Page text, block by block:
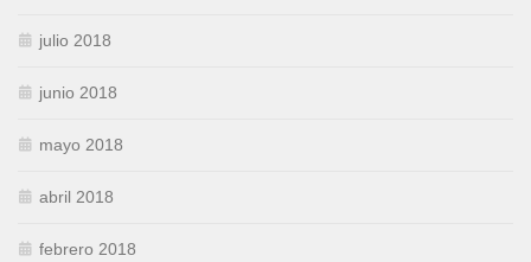
julio 2018
junio 2018
mayo 2018
abril 2018
febrero 2018